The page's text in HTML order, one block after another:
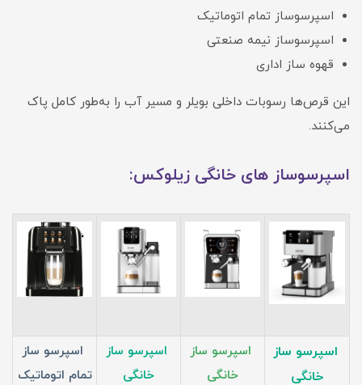
اسپرسوساز تمام اتوماتیک
اسپرسوساز نیمه صنعتی
قهوه ساز اداری
این قرص‌ها رسوبات داخلی بویلر و مسیر آب را به‌طور کامل پاک
می‌کنند.
اسپرسوساز های خانگی زیلوکس:
اسپرسو ساز
خانگی
اسپرسو ساز
خانگی
اسپرسو ساز
خانگی
اسپرسو ساز
تمام اتوماتیک